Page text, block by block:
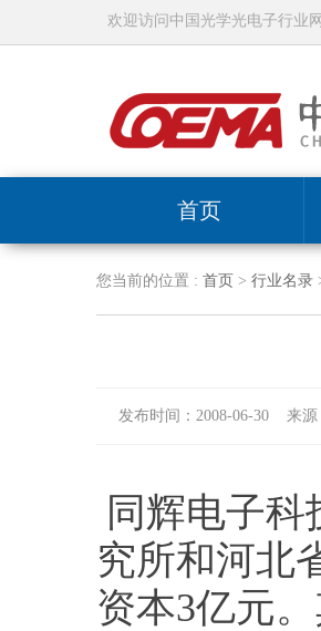
欢迎访问中国光学光电子行业
首页
您当前的位置 : 首页 > 行业名录
发布时间：2008-06-30 来
同辉电子
究所和河北
资本3亿元